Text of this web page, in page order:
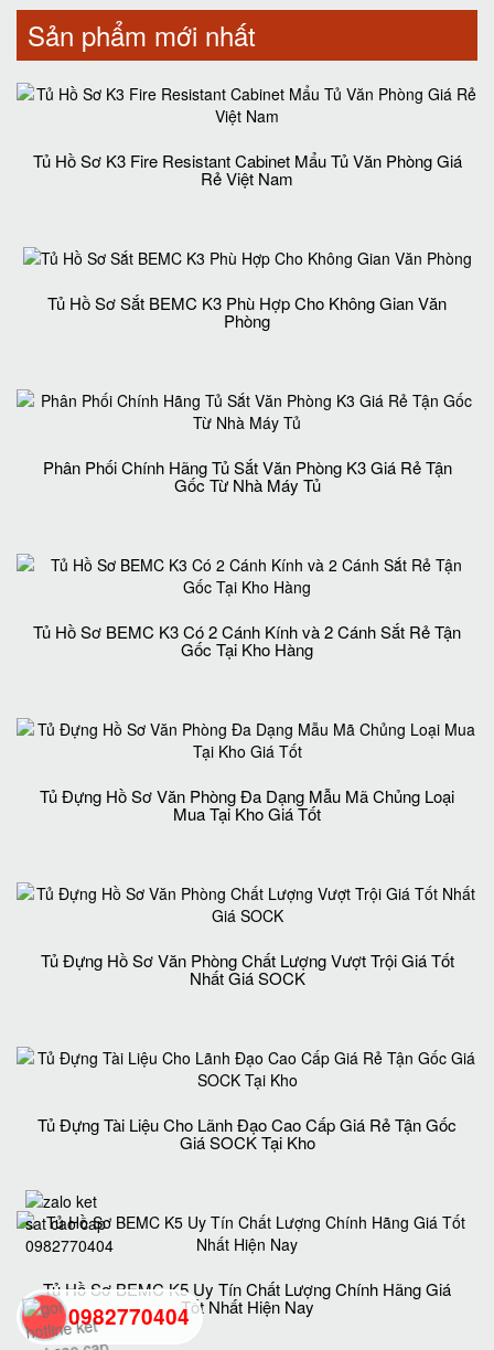
Sản phẩm mới nhất
Tủ Hồ Sơ K3 Fire Resistant Cabinet Mẩu Tủ Văn Phòng Giá
Rẻ Việt Nam
Tủ Hồ Sơ Sắt BEMC K3 Phù Hợp Cho Không Gian Văn
Phòng
Phân Phối Chính Hãng Tủ Sắt Văn Phòng K3 Giá Rẻ Tận
Gốc Từ Nhà Máy Tủ
Tủ Hồ Sơ BEMC K3 Có 2 Cánh Kính và 2 Cánh Sắt Rẻ Tận
Gốc Tại Kho Hàng
Tủ Đựng Hồ Sơ Văn Phòng Đa Dạng Mẫu Mã Chủng Loại
Mua Tại Kho Giá Tốt
Tủ Đựng Hồ Sơ Văn Phòng Chất Lượng Vượt Trội Giá Tốt
Nhất Giá SOCK
Tủ Đựng Tài Liệu Cho Lãnh Đạo Cao Cấp Giá Rẻ Tận Gốc
Giá SOCK Tại Kho
Tủ Hồ Sơ BEMC K5 Uy Tín Chất Lượng Chính Hãng Giá
Tốt Nhất Hiện Nay
0982770404